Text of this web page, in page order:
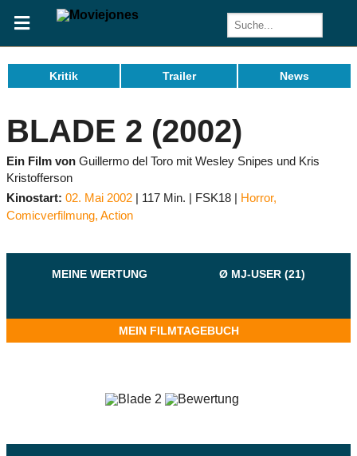
Kritik Trailer News
BLADE 2 (2002)
Ein Film von Guillermo del Toro mit Wesley Snipes und Kris
Kristofferson
Kinostart: 02. Mai 2002 117 Min. FSK18 Horror,
Comicverfilmung, Action
MEINE WERTUNG Ø MJ-USER (21)
MEIN FILMTAGEBUCH